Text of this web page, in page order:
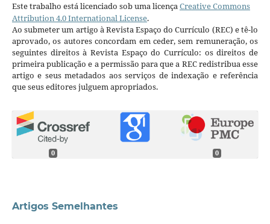
Este trabalho está licenciado sob uma licençaCreative Commons
Attribution 4.0 International License.
Ao submeter um artigo à Revista Espaço do Currículo (REC) e tê-lo
aprovado, os autores concordam em ceder, sem remuneração, os
seguintes direitos à Revista Espaço do Currículo: os direitos de
primeira publicação e a permissão para que a REC redistribua esse
artigo e seus metadados aos serviços de indexação e referência
que seus editores julguem apropriados.
0 0
Artigos Semelhantes